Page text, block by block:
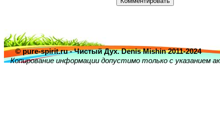
© pure-spirit.ru - Чистый Дух. Denis Mishin 2011-2024
Копирование информации допустимо только с указанием